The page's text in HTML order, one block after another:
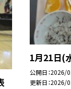
1月21日(
公開日 2026/
更新日 2026/